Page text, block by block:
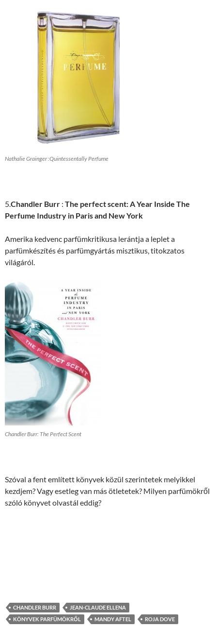
Nathalie Grainger :Quintessentally Perfume
5.Chandler Burr : The perfect scent: A Year Inside The
Perfume Industry in Paris and New York
Amerika kedvenc parfümkritikusa lerántja a leplet a
parfümkészítés és parfümgyártás misztikus, titokzatos
világáról.
Chandler Burr: The Perfect Scent
Szóval a fent említett könyvek közül szerintetek melyikkel
kezdjem? Vagy esetleg van más ötletetek? Milyen parfümökről
szóló könyvet olvastál eddig?
CHANDLER BURR
JEAN-CLAUDE ELLENA
KÖNYVEK PARFÜMÖKRŐL
MANDY AFTEL ROJA DOVE